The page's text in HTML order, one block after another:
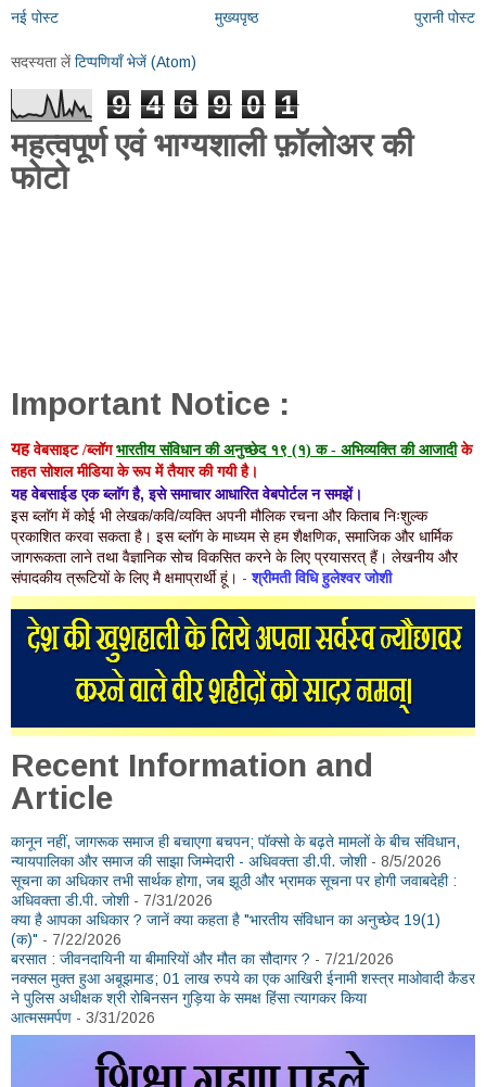
नई पोस्ट पुरानी पोस्ट
मुख्यपृष्ठ
सदस्यता लेंटिप्पणियाँ भेजें (Atom)
9 4 6 9 0 1
महत्वपूर्ण एवं भाग्यशाली फ़ॉलोअर की
फोटो
Important Notice :
यहवेबसाइट /ब्लॉग भारतीय संविधान की अनुच्छेद १९ (१) क- अभिव्यक्ति की आजादीके
तहतसोशल मीडिया के रूप मेंतैयार की गयी है।
यह वेबसाईड एक ब्लाॅग है, इसे समाचार आधारित वेबपोर्टल न समझें।
इस ब्लाॅग में कोई भी लेखक/कवि/व्यक्ति अपनी मौलिक रचना और किताब निःशुल्क
प्रकाशित करवा सकता है। इस ब्लाॅग के माध्यम से हम शैक्षणिक, समाजिक और धार्मिक
जागरूकता लाने तथा वैज्ञानिक सोच विकसित करने के लिए प्रयासरत् हैं। लेखनीय और
संपादकीय त्रूटियों के लिए मै क्षमाप्रार्थी हूं। - श्रीमती विधि हुलेश्वर जोशी
Recent Information and
Article
कानून नहीं, जागरूक समाज ही बचाएगा बचपन; पॉक्सो के बढ़ते मामलों के बीच संविधान,
न्यायपालिका और समाज की साझा जिम्मेदारी - अधिवक्ता डी.पी. जोशी- 8/5/2026
सूचना का अधिकार तभी सार्थक होगा, जब झूठी और भ्रामक सूचना पर होगी जवाबदेही :
अधिवक्ता डी.पी. जोशी- 7/31/2026
क्या है आपका अधिकार ? जानें क्या कहता है "भारतीय संविधान का अनुच्छेद 19(1)
(क)" - 7/22/2026
बरसात : जीवनदायिनी या बीमारियों और मौत का सौदागर ? - 7/21/2026
नक्सल मुक्त हुआ अबूझमाड; 01 लाख रुपये का एक आखिरी ईनामी शस्त्र माओवादी कैडर
ने पुलिस अधीक्षक श्री रोबिनसन गुड़िया के समक्ष हिंसा त्यागकर किया
आत्मसमर्पण - 3/31/2026